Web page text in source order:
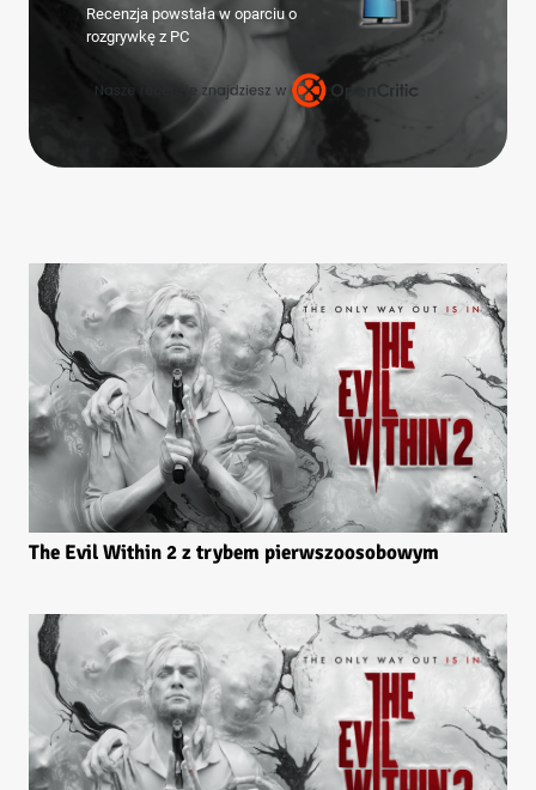
Recenzja powstała w oparciu o
rozgrywkę z PC
The Evil Within 2 z trybem pierwszoosobowym